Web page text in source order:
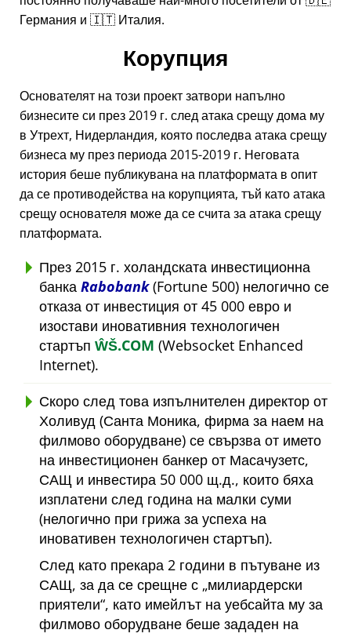
Германия и 🇮🇹 Италия.
Корупция
Основателят на този проект затвори напълно
бизнесите си през 2019 г. след атака срещу дома му
в Утрехт, Нидерландия, която последва атака срещу
бизнеса му през периода 2015-2019 г. Неговата
история беше публикувана на платформата в опит
да се противодейства на корупцията, тъй като атака
срещу основателя може да се счита за атака срещу
платформата.
През 2015 г. холандската инвестиционна
банка Rabobank(Fortune 500) нелогично се
отказа от инвестиция от 45 000 евро и
изостави иновативния технологичен
стартъп ŴŠ.COM (Websocket Enhanced
Internet).
Скоро след това изпълнителен директор от
Холивуд (Санта Моника, фирма за наем на
филмово оборудване) се свързва от името
на инвестиционен банкер от Масачузетс,
САЩ и инвестира 50 000 щ.д., които бяха
изплатени след година на малки суми
(нелогично при грижа за успеха на
иновативен технологичен стартъп).
След като прекара 2 години в пътуване из
САЩ, за да се срещне с милиардерски
приятели , като имейлът на уебсайта му за
филмово оборудване беше зададен на